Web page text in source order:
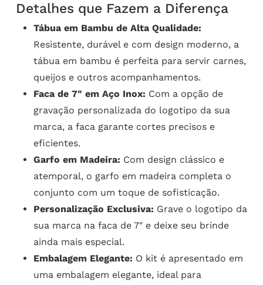
Detalhes que Fazem a Diferença
Tábua em Bambu de Alta Qualidade:
Resistente, durável e com design moderno, a
tábua em bambu é perfeita para servir carnes,
queijos e outros acompanhamentos.
Faca de 7″ em Aço Inox: Com a opção de
gravação personalizada do logotipo da sua
marca, a faca garante cortes precisos e
eficientes.
Garfo em Madeira: Com design clássico e
atemporal, o garfo em madeira completa o
conjunto com um toque de sofisticação.
Personalização Exclusiva: Grave o logotipo da
sua marca na faca de 7″ e deixe seu brinde
ainda mais especial.
Embalagem Elegante: O kit é apresentado em
uma embalagem elegante, ideal para